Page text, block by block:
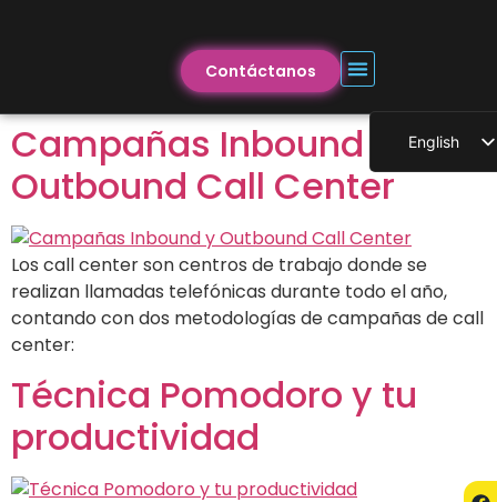
Contáctanos
English
Campañas Inbound y
Outbound Call Center
Los call center son centros de trabajo donde se
realizan llamadas telefónicas durante todo el año,
contando con dos metodologías de campañas de call
center:
Técnica Pomodoro y tu
productividad